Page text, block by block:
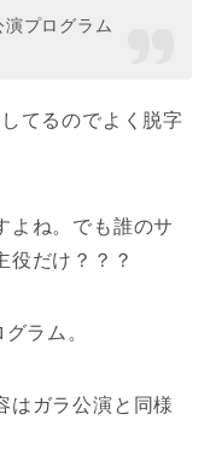
演プログラム
てるのでよく脱字
よね。でも誰のサ
役だけ？？？
ラム。
はガラ公演と同様